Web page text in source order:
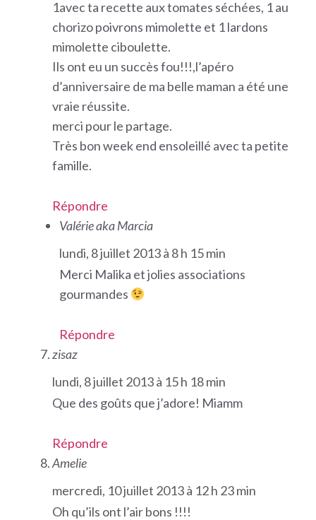
1avec ta recette aux tomates séchées, 1 au
chorizo poivrons mimolette et 1 lardons
mimolette ciboulette.
Ils ont eu un succès fou!!!,l’apéro
d’anniversaire de ma belle maman a été une
vraie réussite.
merci pour le partage.
Très bon week end ensoleillé avec ta petite
famille.
Répondre
Valérie aka Marcia
lundi, 8 juillet 2013 à 8 h 15 min
Merci Malika et jolies associations
gourmandes
Répondre
zisaz
lundi, 8 juillet 2013 à 15 h 18 min
Que des goûts que j’adore! Miamm
Répondre
Amelie
mercredi, 10 juillet 2013 à 12 h 23 min
Oh qu’ils ont l’air bons !!!!